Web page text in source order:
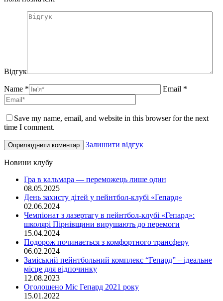
Відгук
Name * Email *
Save my name, email, and website in this browser for the next
time I comment.
Залишити відгук
Новини клубу
Гра в кальмара — переможець лише один
08.05.2025
День захисту дітей у пейнтбол-клубі «Гепард»
02.06.2024
Чемпіонат з лазертагу в пейнтбол-клубі «Гепард»:
школярі Пірнівщини вирушають до перемоги
15.04.2024
Подорож починається з комфортного трансферу
06.02.2024
Заміський пейнтбольний комплекс “Гепард” – ідеальне
місце для відпочинку
12.08.2023
Оголошено Міс Гепард 2021 року
15.01.2022